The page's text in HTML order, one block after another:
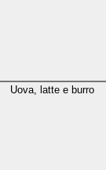
Uova, latte e burro